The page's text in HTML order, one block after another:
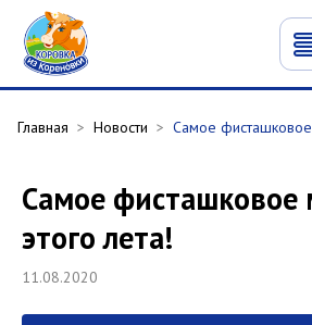
Главная > Новости > Самое
Самое
этого лета!
11.08.2020